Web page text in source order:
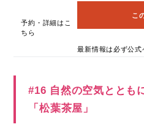
予約・詳細はこ
ちら
こ
最新情報は必ず公式
#16 自然の空気ととも
「松葉茶屋」